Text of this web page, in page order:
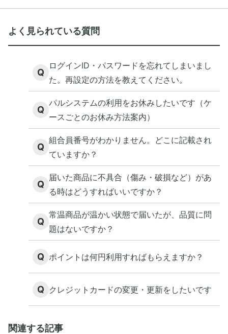
よく見られている質問
Q
ログインID・パスワードを忘れてしまいまし
た。再設定の方法を教えてください。
Q
パルシステムの利用をお休みしたいです（ケ
ースごとのお休み方法案内）
Q
組合員番号がわかりません。どこに記載され
ていますか？
Q
届いた商品に不具合（傷み・破損など）があ
る時はどうすればいいですか？
Q
常温商品が温かい状態で届いたが、品質に問
題はないですか？
Q ポイントは何円利用すればもらえますか？
Q クレジットカードの変更・更新をしたいです
関連する記事